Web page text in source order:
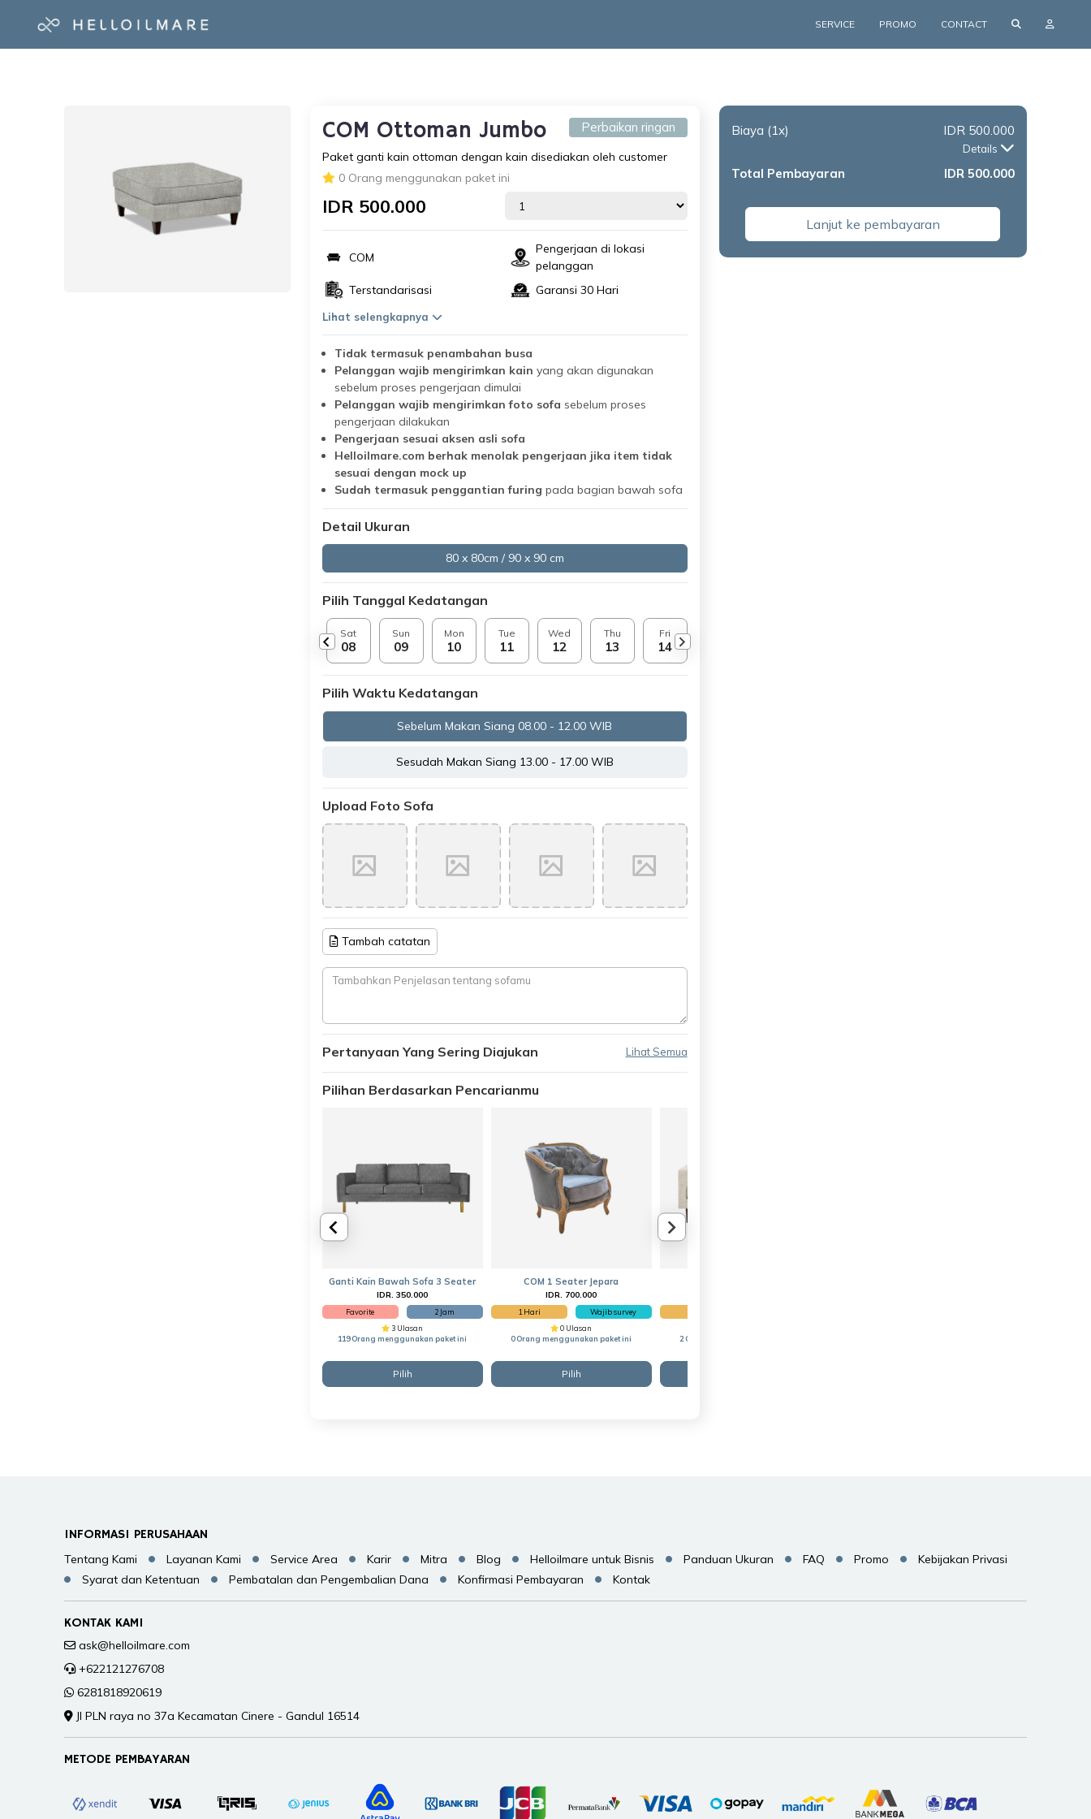
SERVICE PROMO CONTACT
COM Ottoman Jumbo Perbaikan ringan
Paket ganti kain ottoman dengan kain disediakan oleh customer
0 Orang menggunakan paket ini
IDR 500.000
COM
Pengerjaan di lokasi
pelanggan
Terstandarisasi
Garansi 30 Hari
Lihat selengkapnya
Tidak termasuk penambahan busa
Pelanggan wajib mengirimkan kain yang akan digunakan
sebelum proses pengerjaan dimulai
Pelanggan wajib mengirimkan foto sofa sebelum proses
pengerjaan dilakukan
Pengerjaan sesuai aksen asli sofa
Helloilmare.com berhak menolak pengerjaan jika item tidak
sesuai dengan mock up
Sudah termasuk penggantian furing pada bagian bawah sofa
Detail Ukuran
80 x 80cm / 90 x 90 cm
Pilih Tanggal Kedatangan
Sat
08
Sun
09
Mon
10
Tue
11
Wed
12
Thu
13
Fri
14
Pilih Waktu Kedatangan
Sebelum Makan Siang 08.00 - 12.00 WIB
Sesudah Makan Siang 13.00 - 17.00 WIB
Upload Foto Sofa
Tambah catatan
Pertanyaan Yang Sering Diajukan Lihat Semua
Pilihan Berdasarkan Pencarianmu
Ganti Kain Bawah Sofa 3 Seater
IDR. 350.000
Favorite
2 Jam
3 Ulasan
119 Orang menggunakan paket ini
Pilih
COM 1 Seater Jepara
IDR. 700.000
1 Hari
Wajib survey
0 Ulasan
0 Orang menggunakan paket ini
Pilih
2 Orang menggunakan paket ini
Biaya (1x) IDR 500.000
Details
Total Pembayaran IDR 500.000
Lanjut ke pembayaran
INFORMASI PERUSAHAAN
Tentang Kami Layanan Kami Service Area Karir Mitra Blog Helloilmare untuk Bisnis Panduan Ukuran FAQ Promo
Kebijakan Privasi
Syarat dan Ketentuan
Pembatalan dan Pengembalian Dana Konfirmasi Pembayaran Kontak
KONTAK KAMI
ask@helloilmare.com
+622121276708
6281818920619
Jl PLN raya no 37a Kecamatan Cinere - Gandul 16514
METODE PEMBAYARAN